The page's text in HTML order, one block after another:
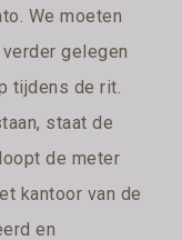
We moeten
gelegen
tijdens de rit.
staat de
de meter
kantoor van de
en